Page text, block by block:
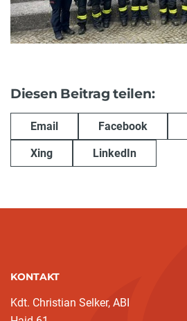
Diesen Beitrag teilen:
Email Facebook
Xing LinkedIn
KONTAKT
Kdt. Christian Selker, ABI